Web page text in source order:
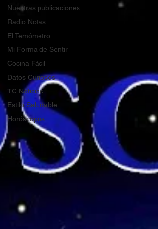
Nuestras publicaciones
Radio Notas
El Temómetro
Mi Forma de Sentir
Cocina Fácil
Datos Curiosos
TC Noticias
Estilo Saludable
Horóscopos